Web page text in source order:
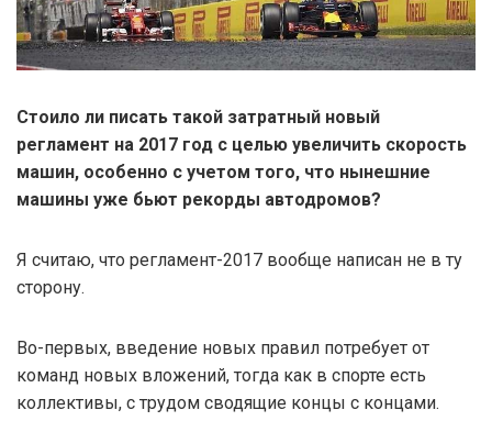
Стоило ли писать такой затратный новый
регламент на 2017 год с целью увеличить скорость
машин, особенно с учетом того, что нынешние
машины уже бьют рекорды автодромов?
Я считаю, что регламент-2017 вообще написан не в ту
сторону.
Во-первых, введение новых правил потребует от
команд новых вложений, тогда как в спорте есть
коллективы, с трудом сводящие концы с концами.